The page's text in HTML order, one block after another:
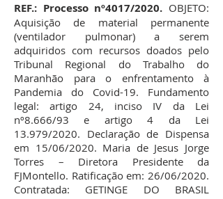
REF.: Processo nº4017/2020. OBJETO:
Aquisição de material permanente
(ventilador pulmonar) a serem
adquiridos com recursos doados pelo
Tribunal Regional do Trabalho do
Maranhão para o enfrentamento à
Pandemia do Covid-19. Fundamento
legal: artigo 24, inciso IV da Lei
nº8.666/93 e artigo 4 da Lei
13.979/2020. Declaração de Dispensa
em 15/06/2020. Maria de Jesus Jorge
Torres – Diretora Presidente da
FJMontello. Ratificação em: 26/06/2020.
Contratada: GETINGE DO BRASIL